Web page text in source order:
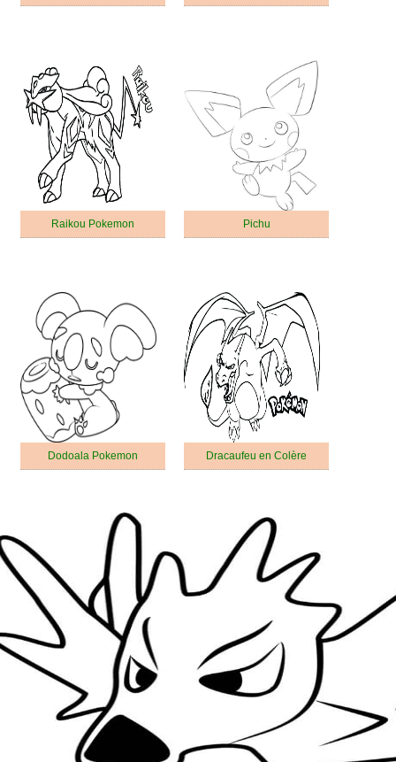
Raikou Pokemon Pichu
Dodoala Pokemon Dracaufeu en Colère